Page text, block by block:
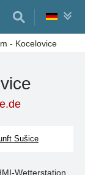
- Kocelovice
Sušice
Wetterstation